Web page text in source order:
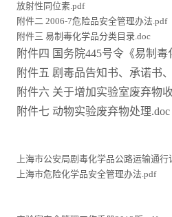
放射性同位素.pdf
附件二 2006-7危险品安全管理办法.pdf
附件三 易制毒化学品分类目录.doc
附件四 国务院445号令《易制
附件五 剧毒品告知书、承诺书
附件六 关于增加实验室废弃物
附件七 动物实验废弃物处理.doc
上海市公安局剧毒化学品公路运输通
上海市危险化学品安全管理办法.pdf